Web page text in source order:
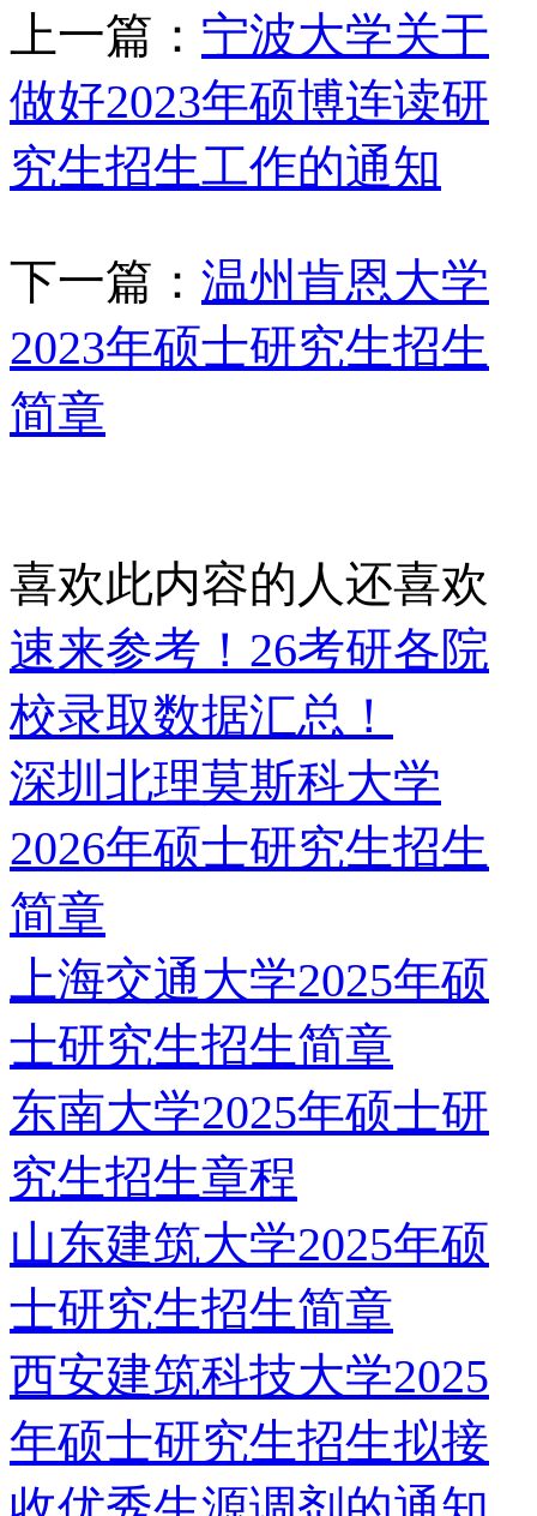
上一篇： 宁波大学关于
做好2023年硕博连读研
究生招生工作的通知
下一篇： 温州肯恩大学
2023年硕士研究生招生
简章
喜欢此内容的人还喜欢
速来参考！26考研各院
校录取数据汇总！
深圳北理莫斯科大学
2026年硕士研究生招生
简章
上海交通大学2025年硕
士研究生招生简章
东南大学2025年硕士研
究生招生章程
山东建筑大学2025年硕
士研究生招生简章
西安建筑科技大学2025
年硕士研究生招生拟接